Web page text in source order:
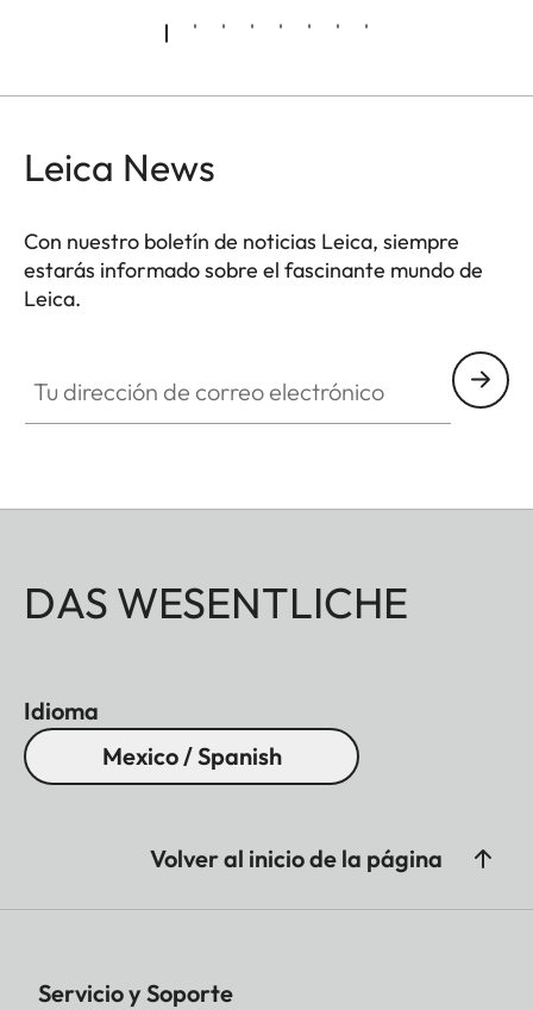
Leica News
Con nuestro boletín de noticias Leica, siempre
estarás informado sobre el fascinante mundo de
Leica.
DAS WESENTLICHE
Idioma
Mexico / Spanish
Volver al inicio de la página
Servicio y Soporte